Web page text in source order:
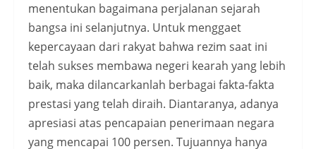
menentukan bagaimana perjalanan sejarah
bangsa ini selanjutnya. Untuk menggaet
kepercayaan dari rakyat bahwa rezim saat ini
telah sukses membawa negeri kearah yang lebih
baik, maka dilancarkanlah berbagai fakta-fakta
prestasi yang telah diraih. Diantaranya, adanya
apresiasi atas pencapaian penerimaan negara
yang mencapai 100 persen. Tujuannya hanya